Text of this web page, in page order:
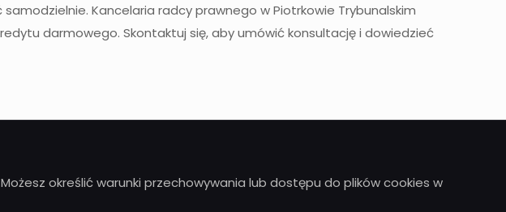
Kancelaria radcy prawnego w Piotrkowie Trybunalskim
darmowego. Skontaktuj się, aby umówić konsultację i dowiedzieć
określić warunki przechowywania lub dostępu do plików cookies w